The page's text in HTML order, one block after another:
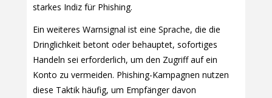
starkes Indiz für Phishing.
Ein weiteres Warnsignal ist eine Sprache, die die
Dringlichkeit betont oder behauptet, sofortiges
Handeln sei erforderlich, um den Zugriff auf ein
Konto zu vermeiden. Phishing-Kampagnen nutzen
diese Taktik häufig, um Empfänger davon